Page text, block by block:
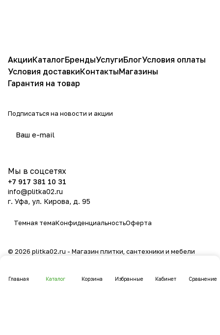
Главная Каталог Корзина Избранные Кабинет Сравнение
АкцииКаталогБрендыУслугиБлогУсловия оплаты
Условия доставкиКонтактыМагазины
Гарантия на товар
Подписаться на новости и акции
Мы в соцсетях
+7 917 381 10 31
info@plitka02.ru
г. Уфа, ул. Кирова, д. 95
Темная темаКонфиденциальностьОферта
© 2026 plitka02.ru - Магазин плитки, сантехники и мебели